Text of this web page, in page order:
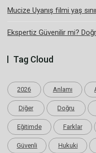
Mucize Uyanış filmi yaş
Ekspertiz Güvenilir mi?
Tag Cloud
2026 Anlamı
Diğer Doğru
Eğitimde Farklar
Güvenli Hukuki